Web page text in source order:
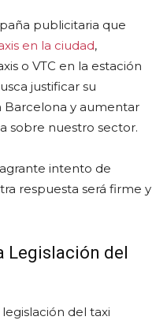
publicitaria que
en la ciudad,
o VTC en la estación
justificar su
Barcelona y aumentar
sobre nuestro sector.
intento de
respuesta será firme y
Legislación del
del taxi